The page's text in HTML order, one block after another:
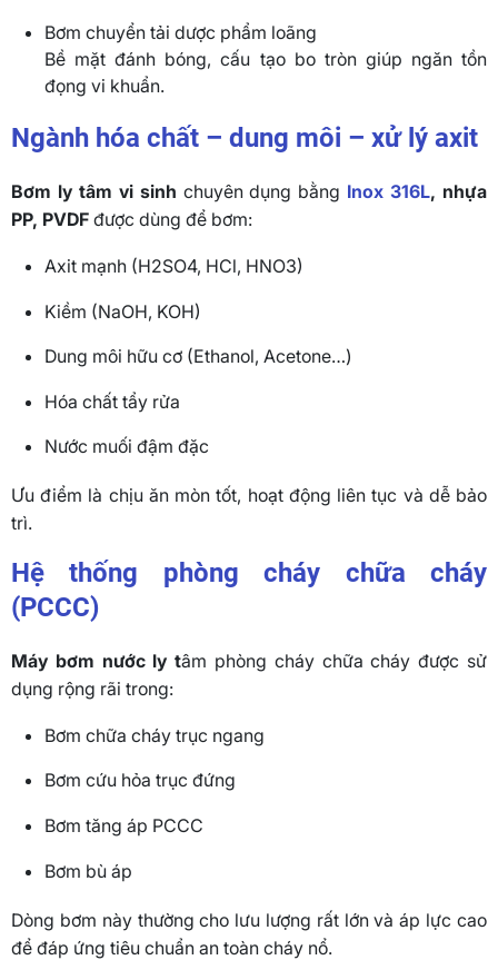
Bơm chuyển tải dược phẩm loãng
Bề mặt đánh bóng, cấu tạo bo tròn giúp ngăn tồn
đọng vi khuẩn.
Ngành hóa chất – dung môi – xử lý axit
Bơm ly tâm vi sinh chuyên dụng bằng Inox 316L, nhựa
PP, PVDF được dùng để bơm:
Axit mạnh (H2SO4, HCl, HNO3)
Kiềm (NaOH, KOH)
Dung môi hữu cơ (Ethanol, Acetone…)
Hóa chất tẩy rửa
Nước muối đậm đặc
Ưu điểm là chịu ăn mòn tốt, hoạt động liên tục và dễ bảo
trì.
Hệ thống phòng cháy chữa cháy
(PCCC)
Máy bơm nước ly tâm phòng cháy chữa cháy được sử
dụng rộng rãi trong:
Bơm chữa cháy trục ngang
Bơm cứu hỏa trục đứng
Bơm tăng áp PCCC
Bơm bù áp
Dòng bơm này thường cho lưu lượng rất lớn và áp lực cao
để đáp ứng tiêu chuẩn an toàn cháy nổ.